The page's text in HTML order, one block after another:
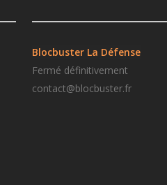
Blocbuster La Défense
Fermé définitivement
contact@blocbuster.fr